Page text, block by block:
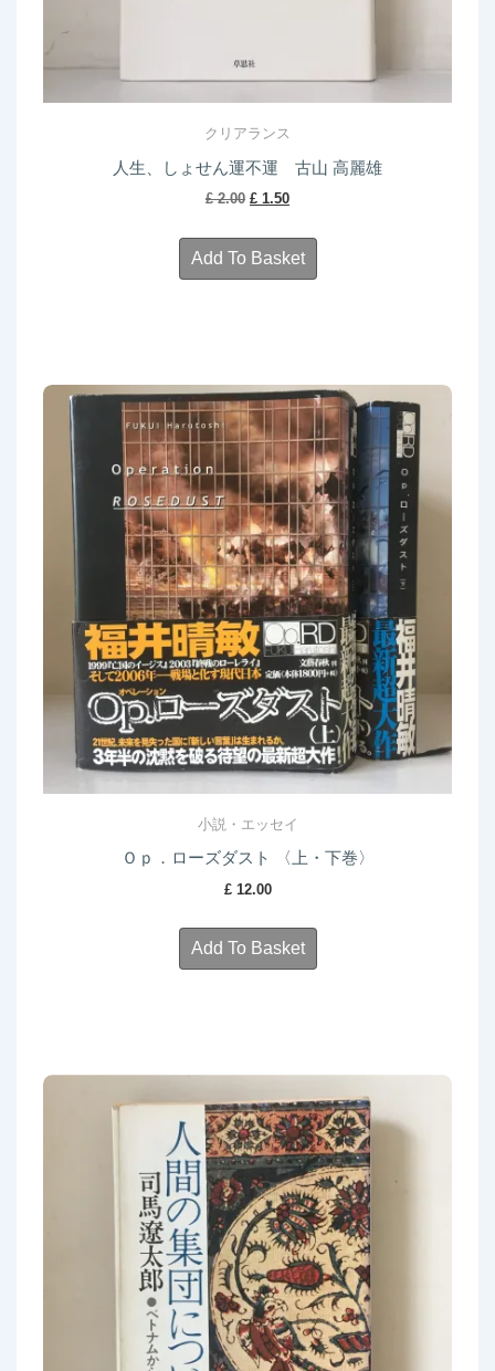
クリアランス
人生、しょせん運不運 古山 高麗雄
£2.00 Original
was:
£ 2.00.
£ 1.50Current
is:
£ 1.50.
Add To Basket
小説・エッセイ
Ｏｐ．ローズダスト 〈上・下巻〉
£12.00
Add To Basket